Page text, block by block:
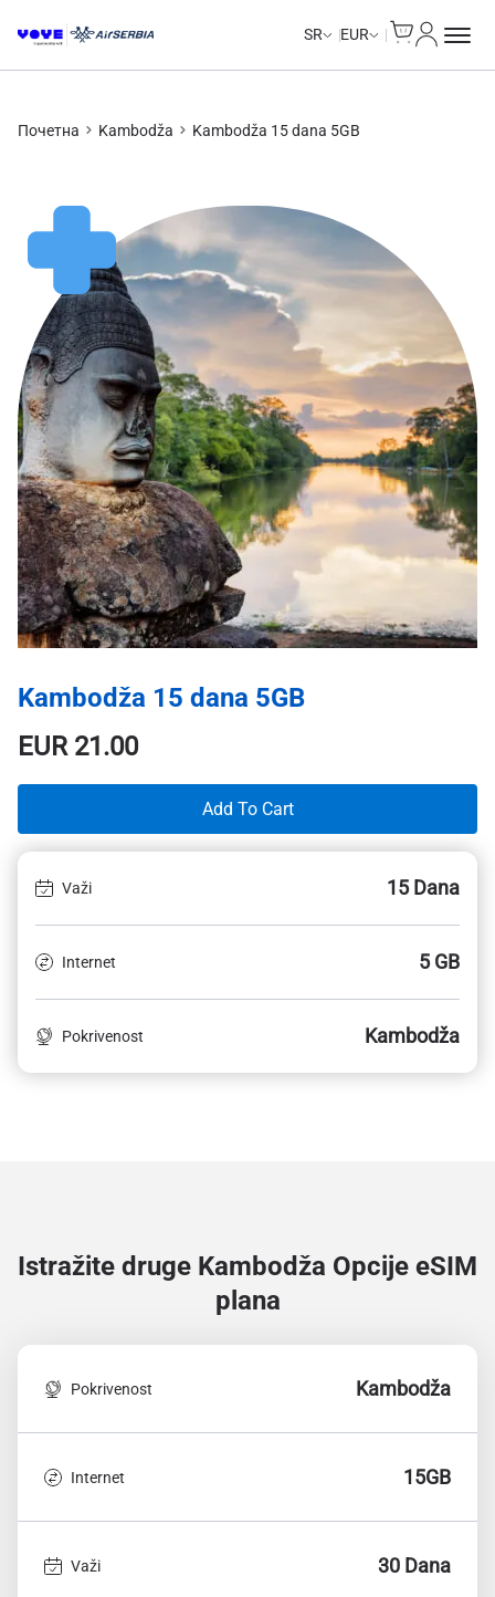
SR EUR
Почетна Kambodža Kambodža 15 dana 5GB
Kambodža 15 dana 5GB
EUR21.00
Add To Cart
Važi 15 Dana
Internet 5 GB
Pokrivenost Kambodža
Istražite druge Kambodža Opcije eSIM
plana
Pokrivenost Kambodža
Internet 15GB
Važi 30 Dana